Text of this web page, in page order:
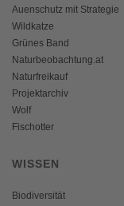
Auenschutz mit Strategie
Wildkatze
Grünes Band
Naturbeobachtung.at
Naturfreikauf
Projektarchiv
Wolf
Fischotter
WISSEN
Biodiversität